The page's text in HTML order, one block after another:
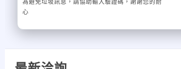
為避免垃圾訊息，請協助輸入驗證碼，謝謝您的耐
心